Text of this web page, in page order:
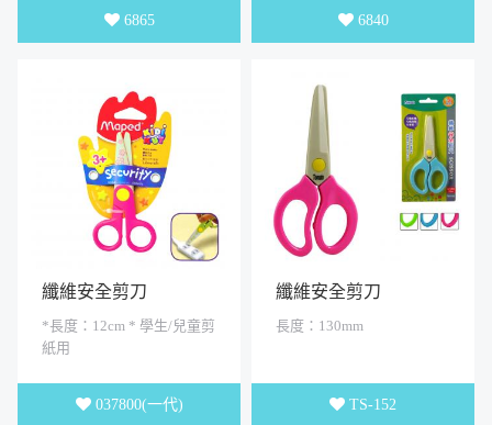
6865 6840
纖維安全剪刀
*長度：12cm * 學生/兒童剪
紙用
037800(一代)
纖維安全剪刀
長度：130mm
TS-152